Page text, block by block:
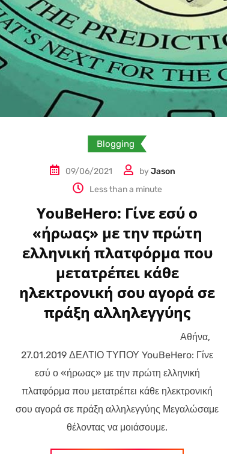
Blogging
09/06/2021 byJason
Less than a minute
YouBeHero: Γίνε εσύ ο
«ήρωας» με την πρώτη
ελληνική πλατφόρμα που
μετατρέπει κάθε
ηλεκτρονική σου αγορά σε
πράξη αλληλεγγύης
Αθήνα,
27.01.2019 ΔΕΛΤΙΟ ΤΥΠΟΥ YouBeHero: Γίνε
εσύ ο «ήρωας» με την πρώτη ελληνική
πλατφόρμα που μετατρέπει κάθε ηλεκτρονική
σου αγορά σε πράξη αλληλεγγύης Μεγαλώσαμε
θέλοντας να μοιάσουμε.